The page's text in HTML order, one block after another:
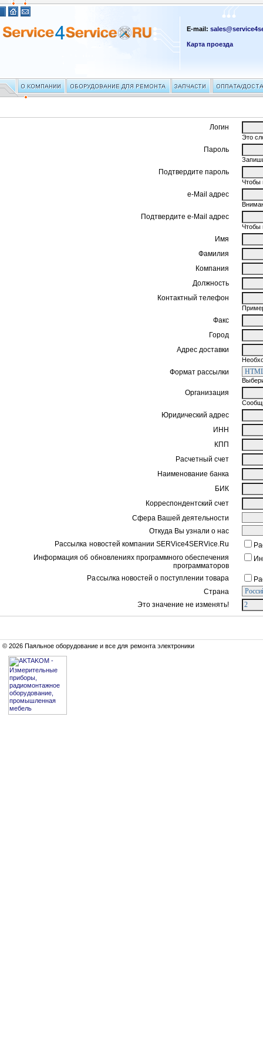
E-mail:
Карта проезда
Логин
Это
Пароль
Подтвердите пароль
Чтобы
e-Mail адрес
Подтвердите e-Mail адрес
Чтобы
Имя
Фамилия
Компания
Должность
Контактный телефон
Факс
Город
Адрес доставки
Формат рассылки
Организация
Юридический адрес
ИНН
КПП
Расчетный счет
Наименование банка
БИК
Корреспондентский счет
Сфера Вашей деятельности
Откуда Вы узнали о нас
Рассылка новостей компании SERVice4SERVice.Ru
Информация об обновлениях программного обеспечения
программаторов
Рассылка новостей о поступлении товара
Страна
Это значение не изменять!
© 2026 Паяльное оборудование и все для ремонта электроники